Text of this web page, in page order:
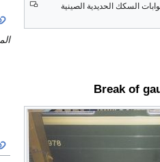
السكك الحديدية الصينية
Break of